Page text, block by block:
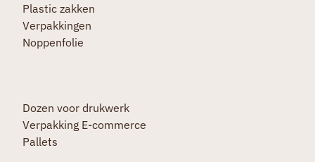
Plastic zakken
Verpakkingen
Noppenfolie
Dozen voor drukwerk
Verpakking E-commerce
Pallets